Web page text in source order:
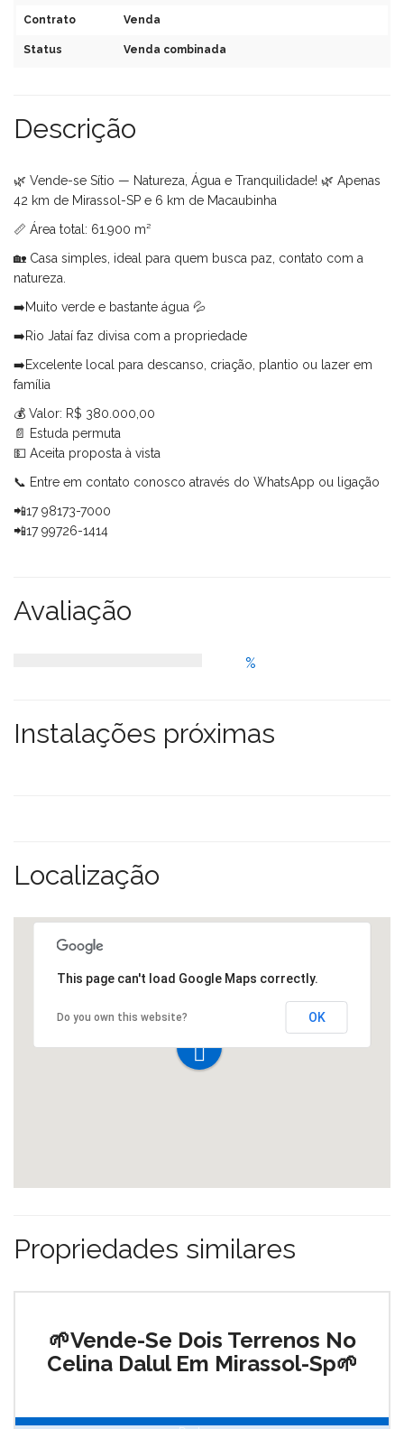
Contrato Venda
Status Venda combinada
Descrição
🌿 Vende-se Sítio — Natureza, Água e Tranquilidade! 🌿 Apenas
42 km de Mirassol-SP e 6 km de Macaubinha
📏 Área total: 61.900 m²
🏡 Casa simples, ideal para quem busca paz, contato com a
natureza.
➡️Muito verde e bastante água 💦
➡️Rio Jataí faz divisa com a propriedade
➡️Excelente local para descanso, criação, plantio ou lazer em
família
💰 Valor: R$ 380.000,00
📄 Estuda permuta
💵 Aceita proposta à vista
📞 Entre em contato conosco através do WhatsApp ou ligação
📲17 98173-7000
📲17 99726-1414
Avaliação
%
Instalações próximas
Localização
This page can't load Google Maps correctly.
Do you own this website? OK
Propriedades similares
🌱Vende-Se Dois Terrenos No
Celina Dalul Em Mirassol-Sp🌱